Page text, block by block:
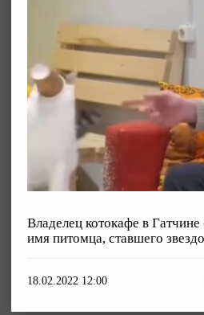
Владелец котокафе в
имя питомца, ставшего
18.02.2022 12:00